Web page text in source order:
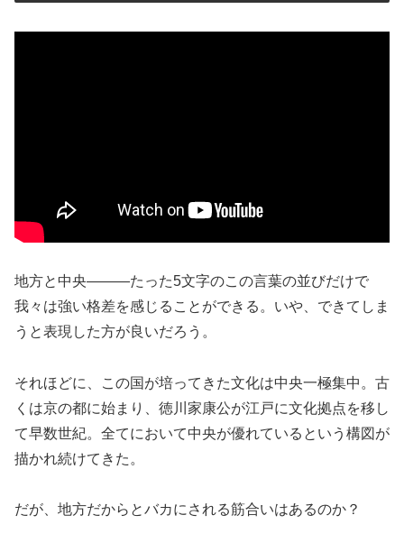
地方と中央―――たった5文字のこの言葉の並びだけで
我々は強い格差を感じることができる。いや、できてしま
うと表現した方が良いだろう。
それほどに、この国が培ってきた文化は中央一極集中。古
くは京の都に始まり、徳川家康公が江戸に文化拠点を移し
て早数世紀。全てにおいて中央が優れているという構図が
描かれ続けてきた。
だが、地方だからとバカにされる筋合いはあるのか？